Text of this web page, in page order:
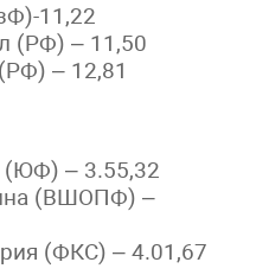
11,22
(РФ) – 11,50
– 12,81
(ЮФ) – 3.55,32
(ВШОПФ) –
(ФКС) – 4.01,67